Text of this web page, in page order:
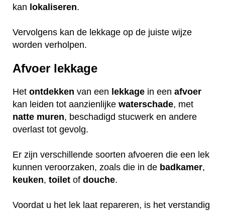
kan lokaliseren.
Vervolgens kan de lekkage op de juiste wijze
worden verholpen.
Afvoer lekkage
Het ontdekken van een lekkage in een afvoer
kan leiden tot aanzienlijke waterschade, met
natte muren, beschadigd stucwerk en andere
overlast tot gevolg.
Er zijn verschillende soorten afvoeren die een lek
kunnen veroorzaken, zoals die in de badkamer,
keuken, toilet of douche.
Voordat u het lek laat repareren, is het verstandig